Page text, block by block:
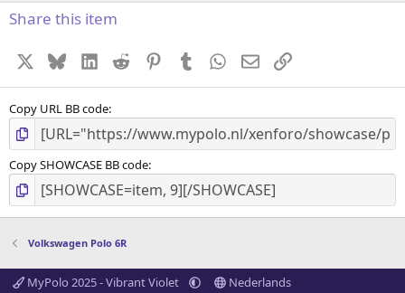
Share this item
BlueskyLinkedIn
Reddit PinterestTumblr WhatsApp
E-mailkoppeling
Copy URL BB code
Copy SHOWCASE BB code
Volkswagen Polo 6R
MyPolo 2025 - Vibrant Violet
Nederlands